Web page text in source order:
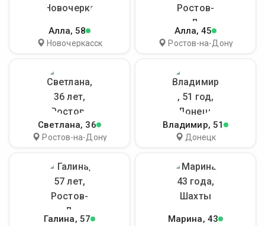
Алла, 58
Новочеркасск
Алла, 45
Ростов-на-Дону
Светлана, 36
Ростов-на-Дону
Владимир, 51
Донецк
Галина, 57 Марина, 43